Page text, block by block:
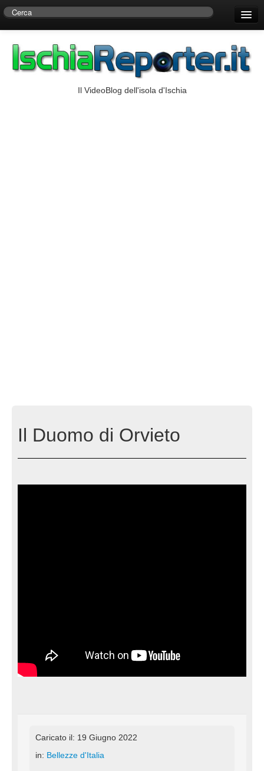
Centro di Ricerche Storiche D’Ambra
Il VideoBlog dell'isola d'Ischia
Il Duomo di Orvieto
Caricato il: 19 Giugno 2022
in: Bellezze d'Italia